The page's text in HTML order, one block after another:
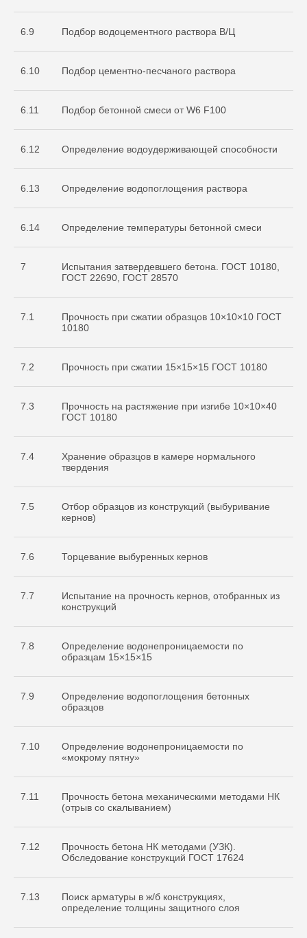
6.9 Подбор водоцементного раствора В/Ц
6.10 Подбор цементно-песчаного раствора
6.11 Подбор бетонной смеси от W6 F100
6.12 Определение водоудерживающей способности
6.13 Определение водопоглощения раствора
6.14 Определение температуры бетонной смеси
7
Испытания затвердевшего бетона. ГОСТ 10180,
ГОСТ 22690, ГОСТ 28570
7.1
Прочность при сжатии образцов 10×10×10 ГОСТ
10180
7.2 Прочность при сжатии 15×15×15 ГОСТ 10180
7.3
Прочность на растяжение при изгибе 10×10×40
ГОСТ 10180
7.4
Хранение образцов в камере нормального
твердения
7.5
Отбор образцов из конструкций (выбуривание
кернов)
7.6 Торцевание выбуренных кернов
7.7
Испытание на прочность кернов, отобранных из
конструкций
7.8
Определение водонепроницаемости по
образцам 15×15×15
7.9
Определение водопоглощения бетонных
образцов
7.10
Определение водонепроницаемости по
«мокрому пятну»
7.11
Прочность бетона механическими методами НК
(отрыв со скалыванием)
7.12
Прочность бетона НК методами (УЗК).
Обследование конструкций ГОСТ 17624
7.13
Поиск арматуры в ж/б конструкциях,
определение толщины защитного слоя
info@sdo-eng.ru
+7 999 996 42 12